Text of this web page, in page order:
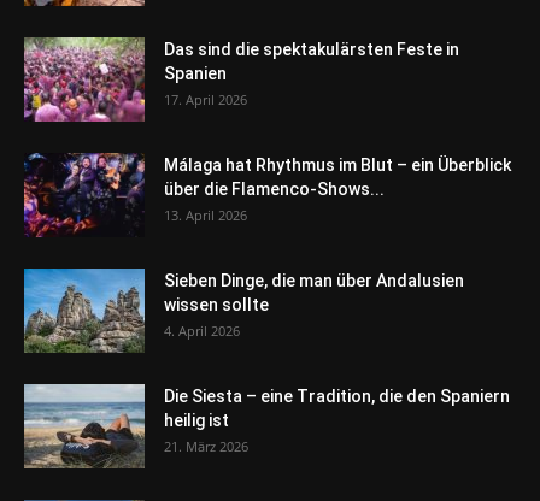
Das sind die spektakulärsten Feste in
Spanien
17. April 2026
Málaga hat Rhythmus im Blut – ein Überblick
über die Flamenco-Shows...
13. April 2026
Sieben Dinge, die man über Andalusien
wissen sollte
4. April 2026
Die Siesta – eine Tradition, die den Spaniern
heilig ist
21. März 2026